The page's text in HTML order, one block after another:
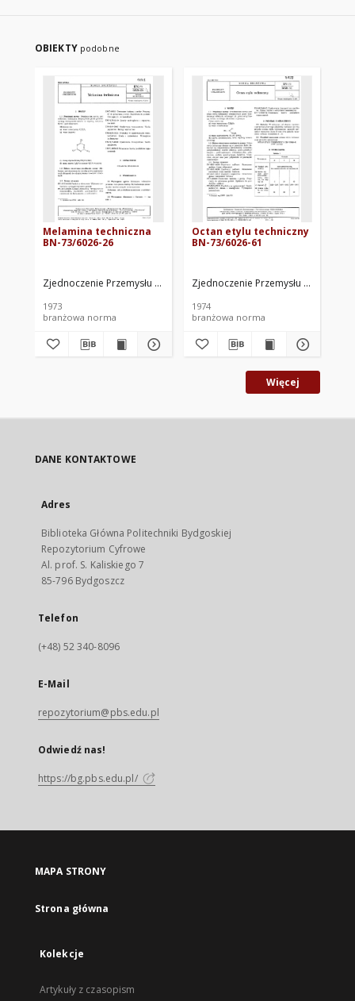
OBIEKTY podobne
Melamina techniczna
BN-73/6026-26
Zjednoczenie Przemysłu Rafineryjnego i Petrochemicznego
1973
branżowa norma
Octan etylu techniczny
BN-73/6026-61
Zjednoczenie Przemysłu
1974
branżowa norma
Więcej
DANE KONTAKTOWE
Adres
Biblioteka Główna Politechniki Bydgoskiej
Repozytorium Cyfrowe
Al. prof. S. Kaliskiego 7
85-796 Bydgoszcz
Telefon
(+48) 52 340-8096
E-Mail
repozytorium@pbs.edu.pl
Odwiedź nas!
https://bg.pbs.edu.pl/
MAPA STRONY
Strona główna
Kolekcje
Artykuły z czasopism